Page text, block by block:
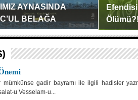
AYNASINDA
BELAĞA
asırdan günümüze kadar
renk almış, ...
Hz.
gadir bayramı ile ilgili hadisler
u Vesselam-u...